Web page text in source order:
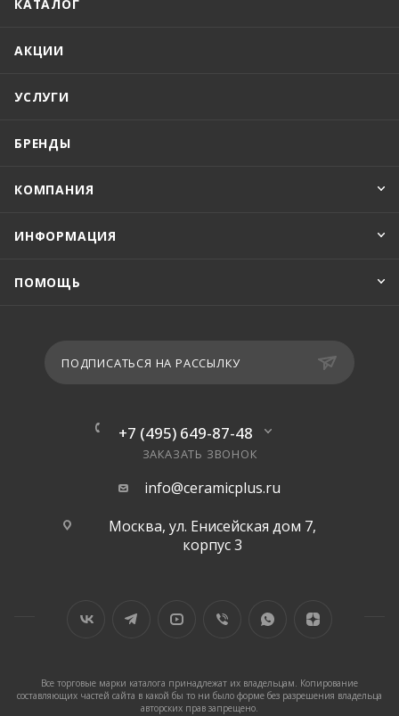
КАТАЛОГ
АКЦИИ
УСЛУГИ
БРЕНДЫ
КОМПАНИЯ
ИНФОРМАЦИЯ
ПОМОЩЬ
ПОДПИСАТЬСЯ НА РАССЫЛКУ
+7 (495) 649-87-48
ЗАКАЗАТЬ ЗВОНОК
info@ceramicplus.ru
Москва, ул. Енисейская дом 7,
корпус 3
Все торговые марки каталога принадлежат их владельцам. Копирование
составляющих частей сайта в какой бы то ни было форме без разрешения владельца
авторских прав запрещено.